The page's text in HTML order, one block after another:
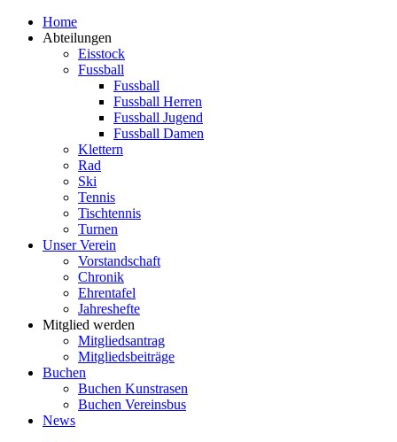
Zum
Inhalt
Home
Abteilungen
Eisstock
Fussball
Fussball
Fussball Herren
Fussball Jugend
Fussball Damen
Klettern
Rad
Ski
Tennis
Tischtennis
Turnen
Unser Verein
Vorstandschaft
Chronik
Ehrentafel
Jahreshefte
Mitglied werden
Mitgliedsantrag
Mitgliedsbeiträge
Buchen
Buchen Kunstrasen
Buchen Vereinsbus
News